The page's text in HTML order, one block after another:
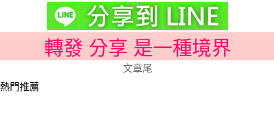
轉發 分享 是一種境界
文章尾
熱門推薦